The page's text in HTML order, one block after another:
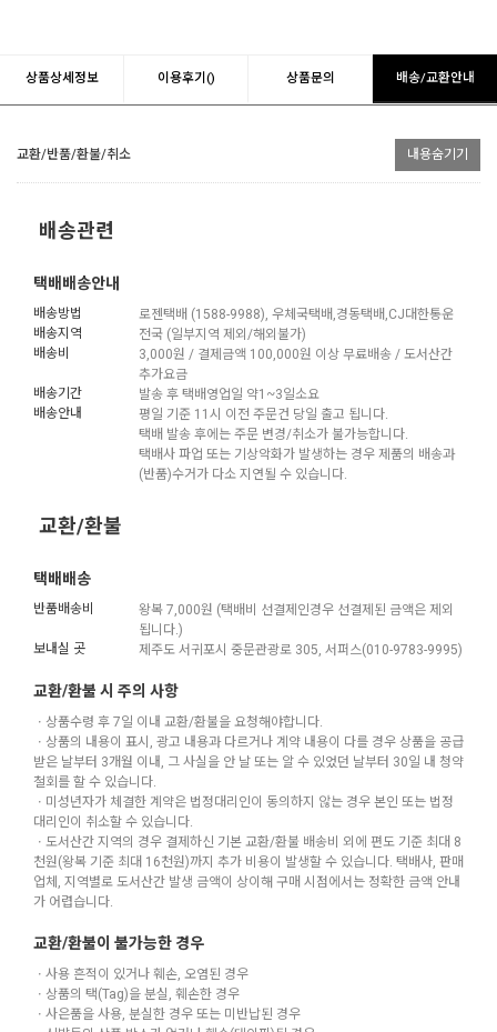
상품상세정보 이용후기() 상품문의 배송/교환안내
교환/반품/환불/취소 내용숨기기
배송관련
택배배송안내
배송방법
로젠택배 (1588-9988), 우체국택배,경동택배,CJ대한통운
배송지역
전국 (일부지역 제외/해외불가)
배송비
3,000원 / 결제금액 100,000원 이상 무료배송 / 도서산간
추가요금
배송기간
발송 후 택배영업일 약1~3일소요
배송안내
평일 기준 11시 이전 주문건 당일 출고 됩니다.
택배 발송 후에는 주문 변경/취소가 불가능합니다.
택배사 파업 또는 기상악화가 발생하는 경우 제품의 배송과
(반품)수거가 다소 지연될 수 있습니다.
교환/환불
택배배송
반품배송비
왕복 7,000원 (택배비 선결제인경우 선결제된 금액은 제외
됩니다.)
보내실 곳
제주도 서귀포시 중문관광로 305, 서퍼스(010-9783-9995)
교환/환불 시 주의 사항
ㆍ상품수령 후 7일 이내 교환/환불을 요청해야합니다.
ㆍ상품의 내용이 표시, 광고 내용과 다르거나 계약 내용이 다를 경우 상품을 공급
받은 날부터 3개월 이내, 그 사실을 안 날 또는 알 수 있었던 날부터 30일 내 청약
철회를 할 수 있습니다.
ㆍ미성년자가 체결한 계약은 법정대리인이 동의하지 않는 경우 본인 또는 법정
대리인이 취소할 수 있습니다.
ㆍ도서산간 지역의 경우 결제하신 기본 교환/환불 배송비 외에 편도 기준 최대 8
천원(왕복 기준 최대 16천원)까지 추가 비용이 발생할 수 있습니다. 택배사, 판매
업체, 지역별로 도서산간 발생 금액이 상이해 구매 시점에서는 정확한 금액 안내
가 어렵습니다.
교환/환불이 불가능한 경우
ㆍ사용 흔적이 있거나 훼손, 오염된 경우
ㆍ상품의 택(Tag)을 분실, 훼손한 경우
ㆍ사은품을 사용, 분실한 경우 또는 미반납된 경우